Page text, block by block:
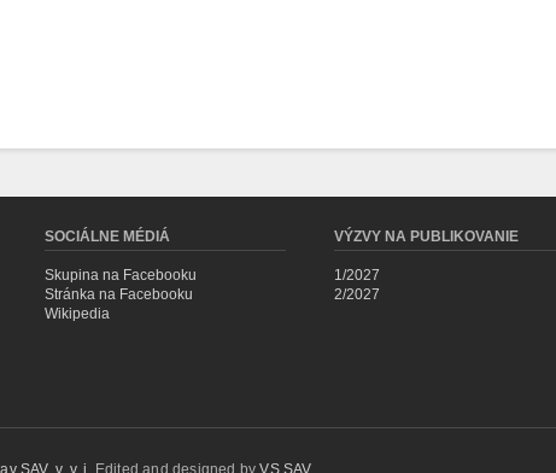
SOCIÁLNE MÉDIÁ
Skupina na Facebooku
Stránka na Facebooku
Wikipedia
VÝZVY NA PUBLIKOVANIE
1/2027
2/2027